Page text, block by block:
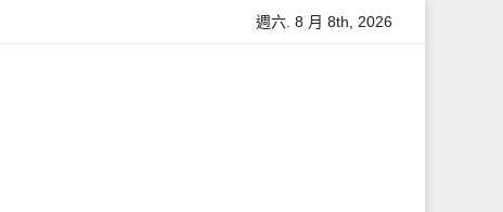
怎麼讓Threads流量變多？高效提升流量的完整教學
週六. 8 月 8th, 2026